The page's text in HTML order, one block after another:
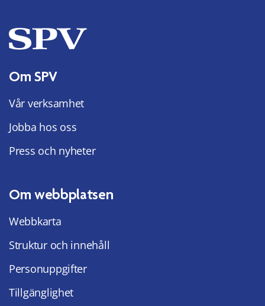
Om SPV
Vår verksamhet
Jobba hos oss
Press och nyheter
Om webbplatsen
Webbkarta
Struktur och innehåll
Personuppgifter
Tillgänglighet